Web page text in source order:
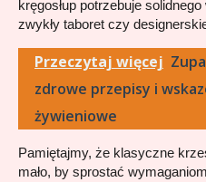
kręgosłup potrzebuje
zwykły taboret czy
Przeczytaj więcej
zdrowe przepisy i
żywieniowe
Pamiętajmy, że klasyczne
mało, by sprostać